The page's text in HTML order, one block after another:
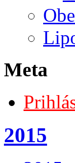
Meta
2015